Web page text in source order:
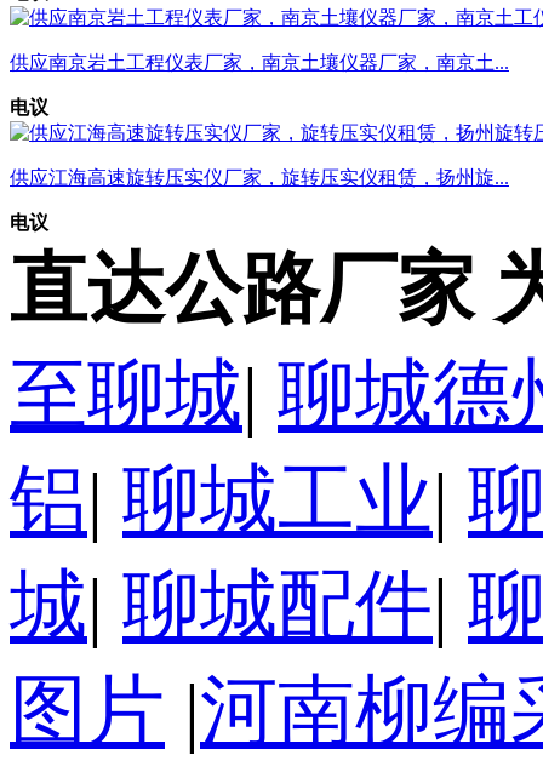
供应南京岩土工程仪表厂家，南京土壤仪器厂家，南京土...
电议
供应江海高速旋转压实仪厂家，旋转压实仪租赁，扬州旋...
电议
直达公路厂家
至聊城| 聊城德
铝| 聊城工业|
城| 聊城配件|
图片 |河南柳编